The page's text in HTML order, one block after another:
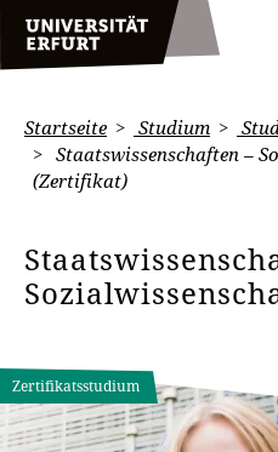
Startseite Studium
Staatswissenschaften –
(Zertifikat)
Zertifikatsstudium